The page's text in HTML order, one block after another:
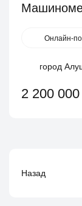
Онлайн-
город
2 200 000
Назад